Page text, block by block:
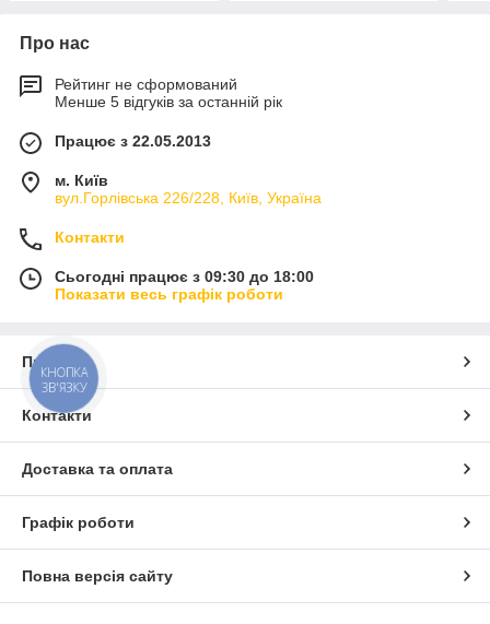
Про нас
Рейтинг не сформований
Менше 5 відгуків за останній рік
Працює з 22.05.2013
м. Київ
вул.Горлівська 226/228, Київ, Україна
Контакти
Сьогодні працює з 09:30 до 18:00
Показати весь графік роботи
Про нас
Контакти
Доставка та оплата
Графік роботи
Повна версія сайту
КНОПКА
ЗВ'ЯЗКУ